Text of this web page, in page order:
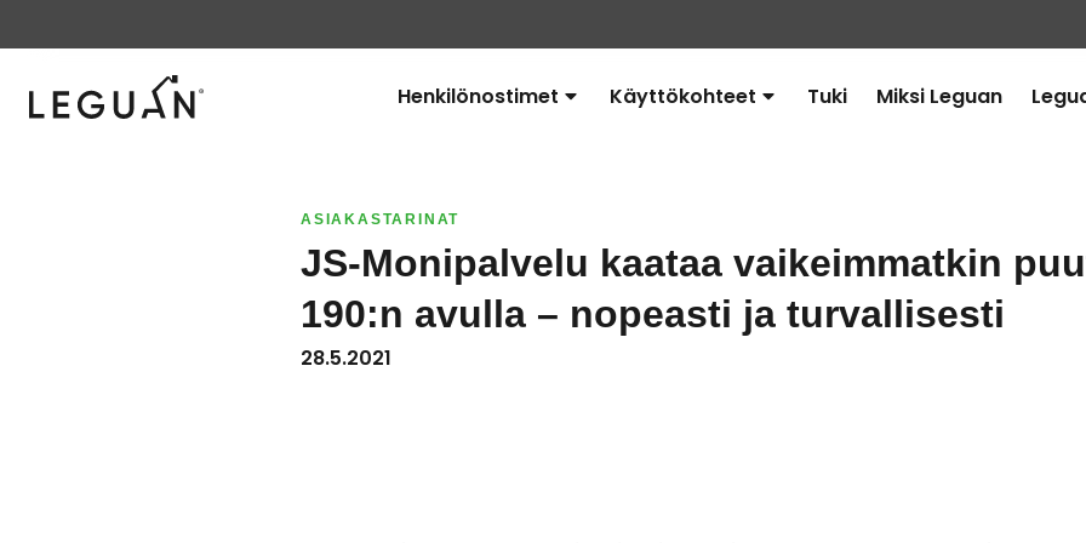
Henkilönostimet Käyttökohteet Tuki Miksi Leguan
ASIAKASTARINAT
JS-Monipalvelu kaataa vaikeimmatkin
190:n avulla – nopeasti ja turvallisesti
28.5.2021